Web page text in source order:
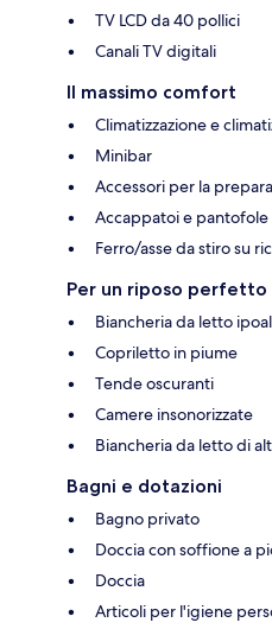
TV LCD da 40 pollici
Canali TV digitali
Il massimo comfort
Climatizzazione e
Minibar
Accessori per la
Accappatoi e pantofole
Ferro/asse da stiro su
Per un riposo perfetto
Biancheria da letto
Copriletto in piume
Tende oscuranti
Camere insonorizzate
Biancheria da letto di
Bagni e dotazioni
Bagno privato
Doccia con soffione a
Doccia
Articoli per l'igiene